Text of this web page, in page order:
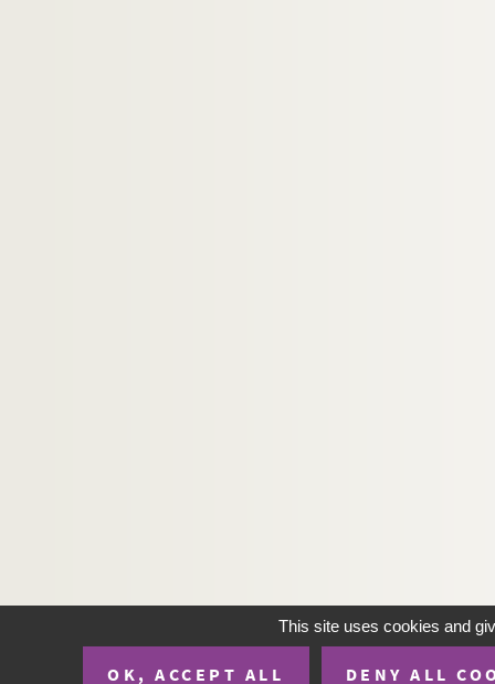
This site uses cookies and
OK, ACCEPT ALL DENY ALL